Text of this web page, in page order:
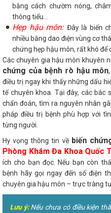
bằng cách chườm nóng,
thông tiểu…
Hẹp hậu môn: Đây là biến
nhiều bằng dao điện vùng cơ
chứng hẹp hậu môn, rất khó để
Các chuyên gia hậu môn khuyên
chứng của bệnh rò hậu môn
điều trị ngay khi thấy những dấu
tế chuyên khoa. Tại đây, các bác
chẩn đoán, tìm ra nguyên nhân
pháp điều trị bệnh phù hợp với
từng người.
Hy vọng thông tin về biến
Phòng Khám Đa Khoa Quốc
ích cho bạn đọc. Nếu bạn còn
bệnh hãy gọi ngay đến số điện
chuyên gia hậu môn – trực tràng
Lưu ý:Nếu chưa có điều kiện